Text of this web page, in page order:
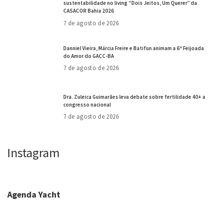
sustentabilidade no living “Dois Jeitos, Um Querer” da
CASACOR Bahia 2026
7 de agosto de 2026
Danniel Vieira, Márcia Freire e Batifun animam a 6ª Feijoada
do Amor do GACC-BA
7 de agosto de 2026
Dra. Zuleica Guimarães leva debate sobre fertilidade 40+ a
congresso nacional
7 de agosto de 2026
Instagram
Agenda Yacht